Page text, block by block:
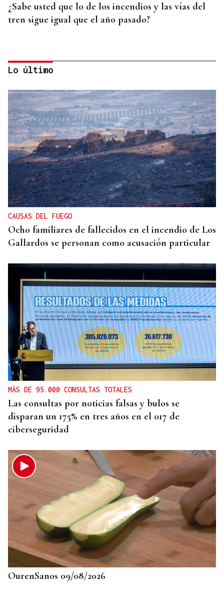
¿Sabe usted que lo de los incendios y las vías del
tren sigue igual que el año pasado?
HELICOPTERO MEDICALIZADO
Un motorista en estado grave tras una colisión en
Velle
Lo último
CAUSAS DEL FUEGO
Ocho familiares de fallecidos en el incendio de Los
Gallardos se personan como acusación particular
MÁS DE 95.000 CONSULTAS TOTALES
Las consultas por noticias falsas y bulos se
disparan un 175% en tres años en el 017 de
ciberseguridad
OurenSanos 09/08/2026